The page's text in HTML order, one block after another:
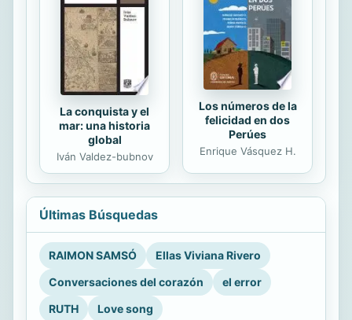
La conquista y el
mar: una historia
global
Iván Valdez-bubnov
Los números de la
felicidad en dos
Perúes
Enrique Vásquez H.
Últimas Búsquedas
RAIMON SAMSÓ
Ellas Viviana Rivero
Conversaciones del corazón
el error
RUTH
Love song